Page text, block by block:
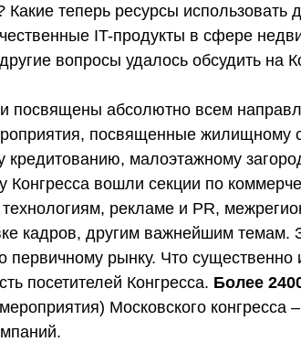
Какие теперь ресурсы использовать
IT-продукты в сфере
вопросы удалось обсудить на
посвящены абсолютно всем
посвященные жилищному
кредитованию, малоэтажному
вошли секции по
рекламе и PR,
кадров, другим важнейшим темам.
первичному рынку. Что существенно
посетителей Конгресса. Более
Московского конгресса